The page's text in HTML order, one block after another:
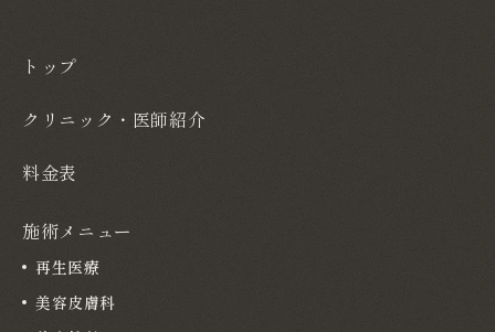
トップ
クリニック・医師紹介
料金表
施術メニュー
再生医療
美容皮膚科